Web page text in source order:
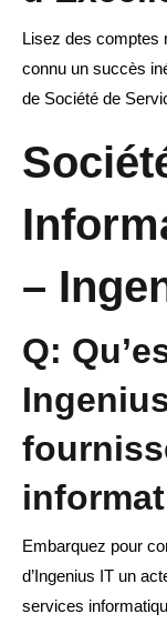
Lisez des comptes
connu un succès
de Société de
–
Q:
Embarquez pour
d’Ingenius IT un
services